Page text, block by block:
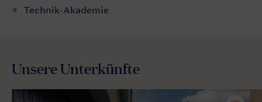
Technik-Akademie